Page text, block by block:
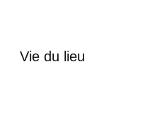
Vie du lieu